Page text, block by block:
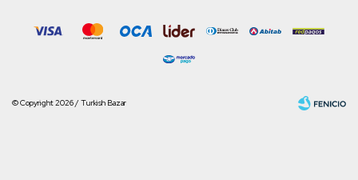
© Copyright 2026 / Turkish Bazar